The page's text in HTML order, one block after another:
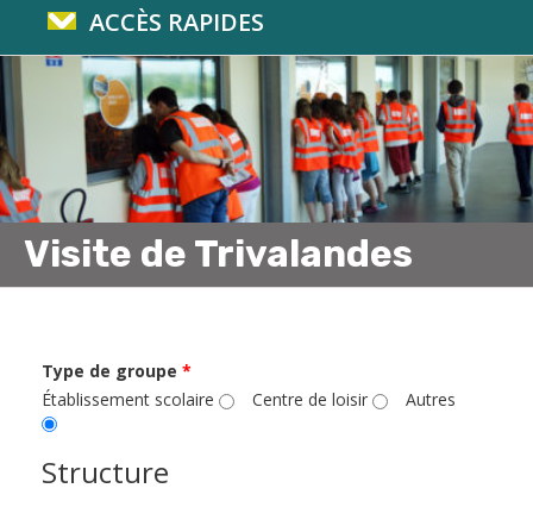
ACCÈS RAPIDES
Visite de Trivalandes
Type de groupe *
Établissement scolaire
Centre de loisir Autres
Structure